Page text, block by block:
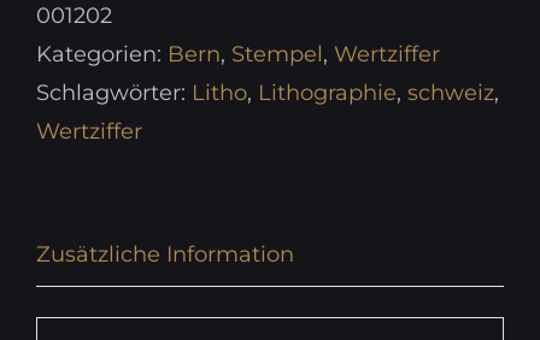
001202
Kategorien: Bern, Stempel, Wertziffer
Schlagwörter: Litho, Lithographie, schweiz,
Wertziffer
Zusätzliche Information